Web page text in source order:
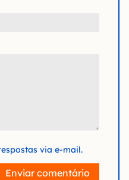
via e-mail.
Enviar comentário